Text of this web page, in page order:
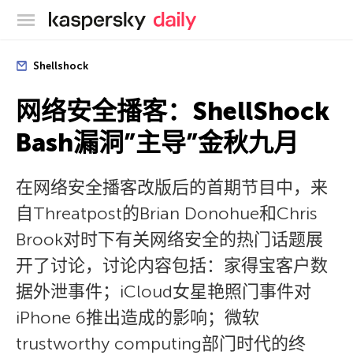
卡巴斯基官方博客
Shellshock
网络安全播客：ShellShock
Bash漏洞”主导”金秋九月
在网络安全播客改版后的首期节目中，来
自Threatpost的Brian Donohue和Chris
Brook对时下有关网络安全的热门话题展
开了讨论，讨论内容包括：家得宝客户数
据外泄事件；iCloud女星艳照门事件对
iPhone 6推出造成的影响；微软
trustworthy computing部门时代的终